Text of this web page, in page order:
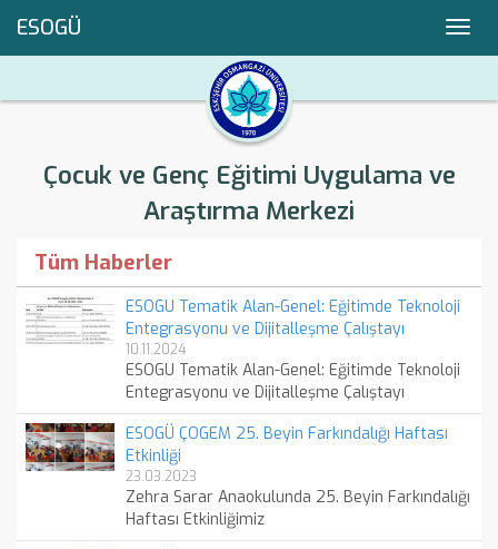
ESOGÜ
Çocuk ve Genç Eğitimi Uygulama ve
Araştırma Merkezi
Tüm Haberler
ESOGU Tematik Alan-Genel: Eğitimde Teknoloji
Entegrasyonu ve Dijitalleşme Çalıştayı
10.11.2024
ESOGU Tematik Alan-Genel: Eğitimde Teknoloji
Entegrasyonu ve Dijitalleşme Çalıştayı
ESOGÜ ÇOGEM 25. Beyin Farkındalığı Haftası
Etkinliği
23.03.2023
Zehra Sarar Anaokulunda 25. Beyin Farkındalığı
Haftası Etkinliğimiz